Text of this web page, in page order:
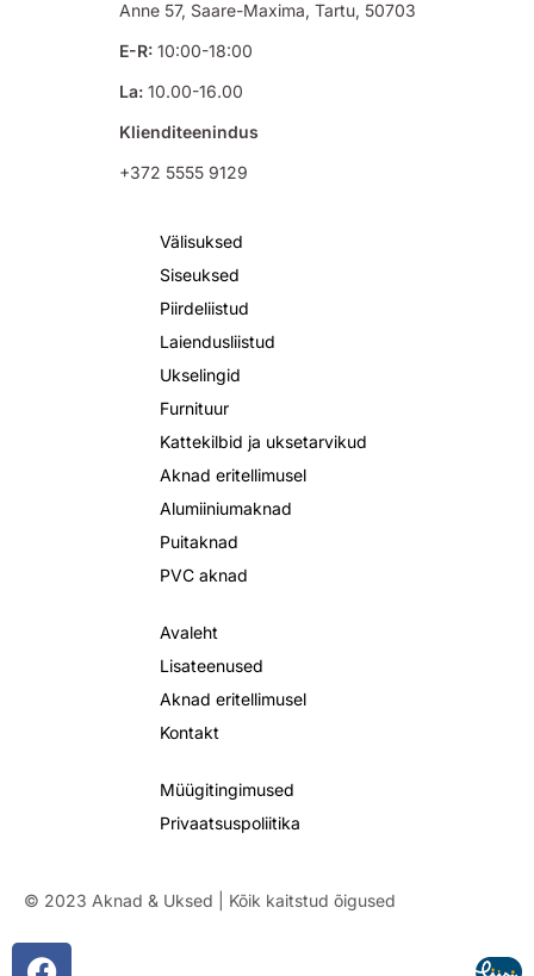
Anne 57, Saare-Maxima, Tartu, 50703
E-R:10:00-18:00
La:10.00-16.00
Klienditeenindus
+372 5555 9129
Välisuksed
Siseuksed
Piirdeliistud
Laiendusliistud
Ukselingid
Furnituur
Kattekilbid ja uksetarvikud
Aknad eritellimusel
Alumiiniumaknad
Puitaknad
PVC aknad
Avaleht
Lisateenused
Aknad eritellimusel
Kontakt
Müügitingimused
Privaatsuspoliitika
© 2023 Aknad & Uksed | Kõik kaitstud õigused
F